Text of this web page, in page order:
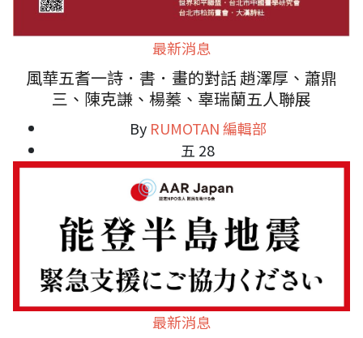
最新消息
風華五耆一詩．書．畫的對話 趙澤厚、蕭鼎
三、陳克謙、楊蓁、辜瑞蘭五人聯展
By RUMOTAN 編輯部
五 28
最新消息